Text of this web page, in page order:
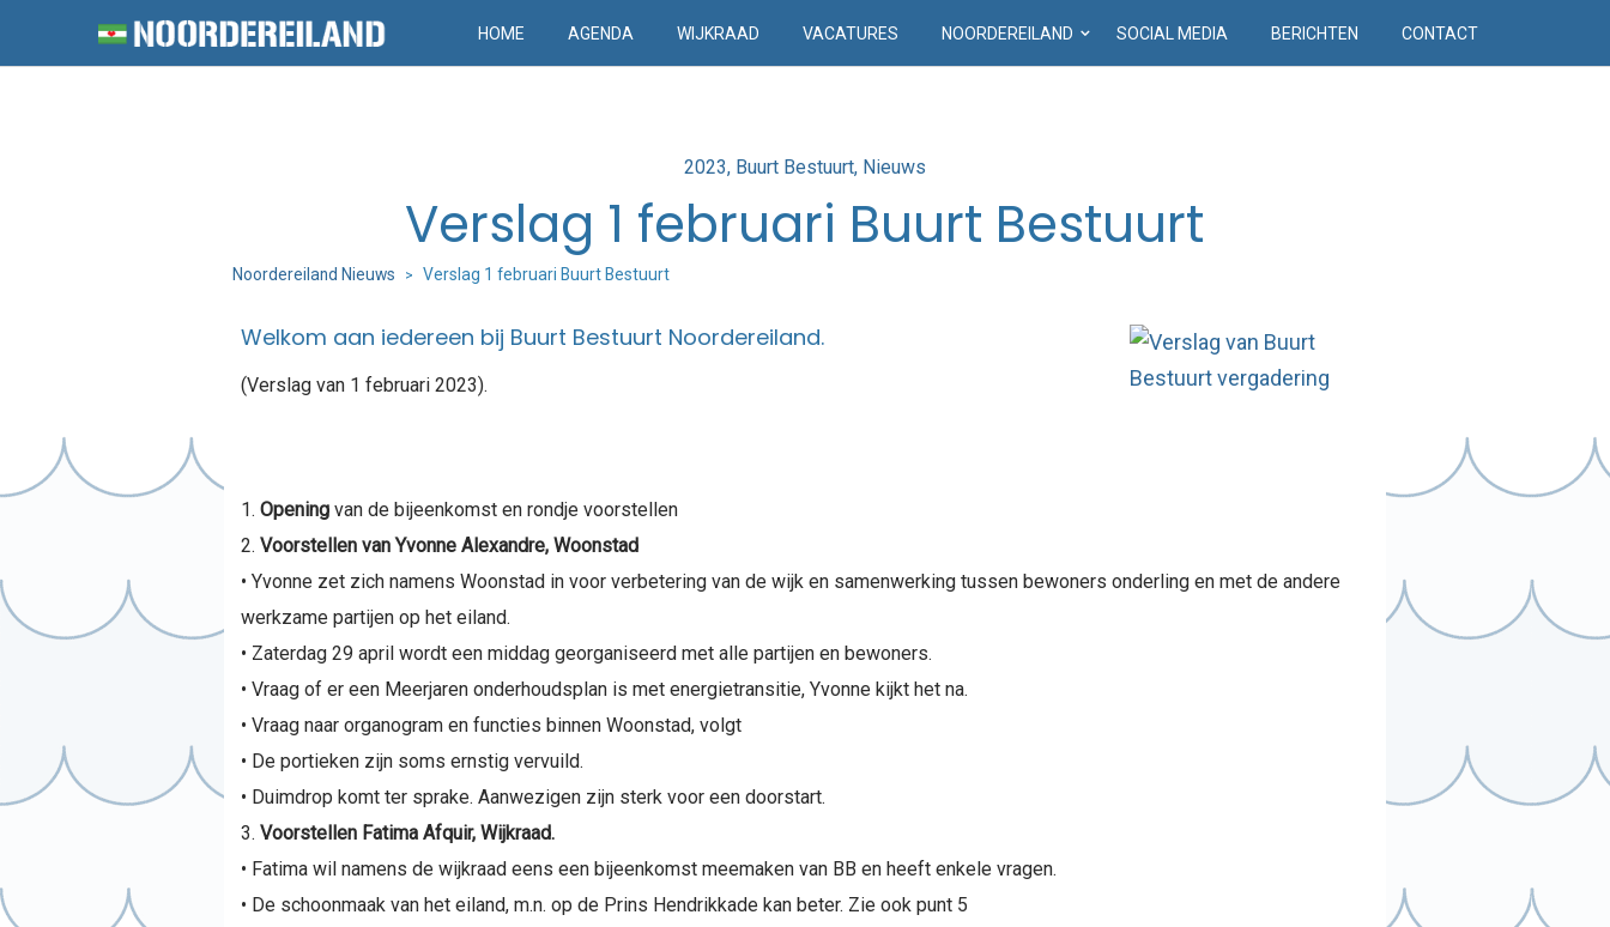
HOME AGENDA WIJKRAAD VACATURES NOORDEREILAND SOCIAL MEDIA BERICHTEN CONTACT
Posted
in
2023 Buurt Bestuurt Nieuws
Verslag 1 februari Buurt Bestuurt
Noordereiland Nieuws > Verslag 1 februari Buurt Bestuurt
Welkom aan iedereen bij Buurt Bestuurt Noordereiland.
(Verslag van 1 februari 2023).
Openingvan de bijeenkomst en rondje voorstellen
Voorstellen van Yvonne Alexandre, Woonstad
• Yvonne zet zich namens Woonstad in voor verbetering van de wijk en samenwerking tussen bewoners onderling en met de andere
werkzame partijen op het eiland.
• Zaterdag 29 april wordt een middag georganiseerd met alle partijen en bewoners.
• Vraag of er een Meerjaren onderhoudsplan is met energietransitie, Yvonne kijkt het na.
• Vraag naar organogram en functies binnen Woonstad, volgt
• De portieken zijn soms ernstig vervuild.
• Duimdrop komt ter sprake. Aanwezigen zijn sterk voor een doorstart.
Voorstellen Fatima Afquir, Wijkraad.
• Fatima wil namens de wijkraad eens een bijeenkomst meemaken van BB en heeft enkele vragen.
• De schoonmaak van het eiland, m.n. op de Prins Hendrikkade kan beter. Zie ook punt 5